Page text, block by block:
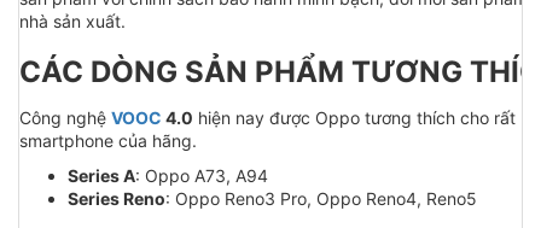
nhà sản xuất.
CÁC DÒNG SẢN PHẨM TƯƠNG
Công nghệ VOOC 4.0 hiện nay được Oppo tương thích cho rất
smartphone của hãng.
Series A: Oppo A73, A94
Series Reno: Oppo Reno3 Pro, Oppo Reno4, Reno5